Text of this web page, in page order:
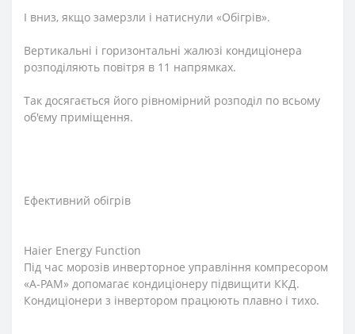
І вниз, якщо замерзли і натиснули «Обігрів».
Вертикальні і горизонтальні жалюзі кондиціонера
розподіляють повітря в 11 напрямках.
Так досягається його рівномірний розподіл по всьому
об'єму приміщення.
Ефективний обігрів
Haier Energy Function
Під час морозів инверторное управління компресором
«A-PAM» допомагає кондиціонеру підвищити ККД.
Кондиціонери з інвертором працюють плавно і тихо.